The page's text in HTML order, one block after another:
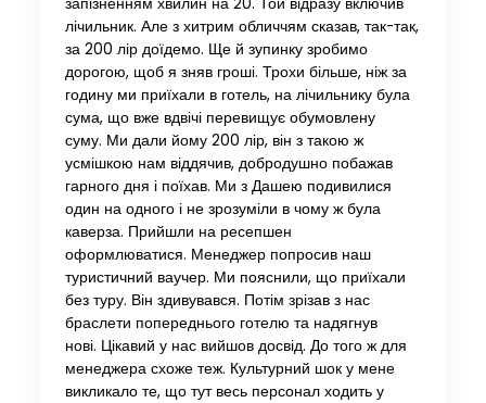
лічильник. Але з хитрим обличчям сказав, так-так,
за 200 лір доїдемо. Ще й зупинку зробимо
дорогою, щоб я зняв гроші. Трохи більше, ніж за
годину ми приїхали в готель, на лічильнику була
сума, що вже вдвічі перевищує обумовлену
суму. Ми дали йому 200 лір, він з такою ж
усмішкою нам віддячив, добродушно побажав
гарного дня і поїхав. Ми з Дашею подивилися
один на одного і не зрозуміли в чому ж була
каверза. Прийшли на ресепшен
оформлюватися. Менеджер попросив наш
туристичний ваучер. Ми пояснили, що приїхали
без туру. Він здивувався. Потім зрізав з нас
браслети попереднього готелю та надягнув
нові. Цікавий у нас вийшов досвід. До того ж для
менеджера схоже теж. Культурний шок у мене
викликало те, що тут весь персонал ходить у